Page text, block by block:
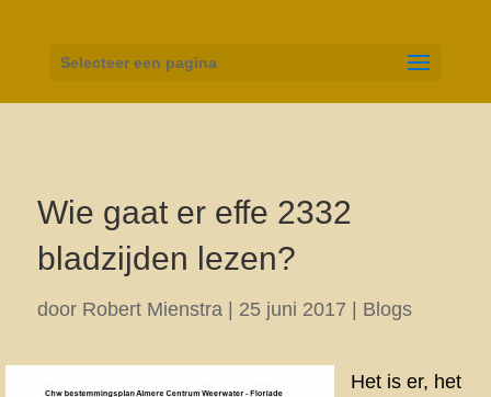
Selecteer een pagina
Wie gaat er effe 2332
bladzijden lezen?
door Robert Mienstra| 25 juni 2017 Blogs
Het is er, het